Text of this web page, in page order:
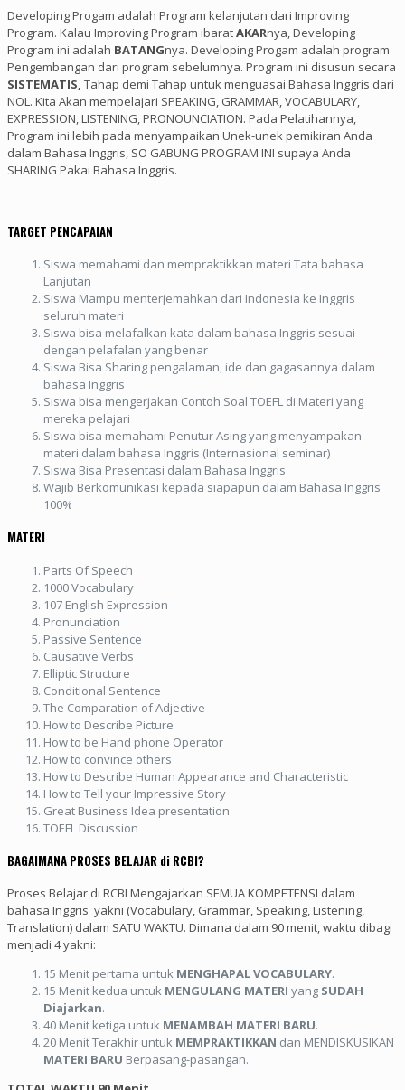
Developing Progam adalah Program kelanjutan dari Improving
Program. Kalau Improving Program ibaratAKARnya, Developing
Program ini adalah BATANGnya. Developing Progam adalah program
Pengembangan dari program sebelumnya. Program ini disusun secara
SISTEMATIS, Tahap demi Tahap untuk menguasai Bahasa Inggris dari
NOL. Kita Akan mempelajari SPEAKING, GRAMMAR, VOCABULARY,
EXPRESSION, LISTENING, PRONOUNCIATION. Pada Pelatihannya,
Program ini lebih pada menyampaikan Unek-unek pemikiran Anda
dalam Bahasa Inggris, SO GABUNG PROGRAM INI supaya Anda
SHARING Pakai Bahasa Inggris.
TARGET PENCAPAIAN
Siswa memahami dan mempraktikkan materi Tata bahasa
Lanjutan
Siswa Mampu menterjemahkan dari Indonesia ke Inggris
seluruh materi
Siswa bisa melafalkan kata dalam bahasa Inggris sesuai
dengan pelafalan yang benar
Siswa Bisa Sharing pengalaman, ide dan gagasannya dalam
bahasa Inggris
Siswa bisa mengerjakan Contoh Soal TOEFL di Materi yang
mereka pelajari
Siswa bisa memahami Penutur Asing yang menyampakan
materi dalam bahasa Inggris (Internasional seminar)
Siswa Bisa Presentasi dalam Bahasa Inggris
Wajib Berkomunikasi kepada siapapun dalam Bahasa Inggris
100%
MATERI
Parts Of Speech
1000 Vocabulary
107 English Expression
Pronunciation
Passive Sentence
Causative Verbs
Elliptic Structure
Conditional Sentence
The Comparation of Adjective
How to Describe Picture
How to be Hand phone Operator
How to convince others
How to Describe Human Appearance and Characteristic
How to Tell your Impressive Story
Great Business Idea presentation
TOEFL Discussion
BAGAIMANA PROSES BELAJAR di RCBI?
Proses Belajar di RCBI Mengajarkan SEMUA KOMPETENSI dalam
bahasa Inggris yakni (Vocabulary, Grammar, Speaking, Listening,
Translation) dalam SATU WAKTU. Dimana dalam 90 menit, waktu dibagi
menjadi 4 yakni:
15 Menit pertama untuk MENGHAPAL VOCABULARY.
15 Menit kedua untuk MENGULANG MATERI yang SUDAH
Diajarkan.
40 Menit ketiga untuk MENAMBAH MATERI BARU.
20 Menit Terakhir untuk MEMPRAKTIKKAN dan MENDISKUSIKAN
MATERI BARU Berpasang-pasangan.